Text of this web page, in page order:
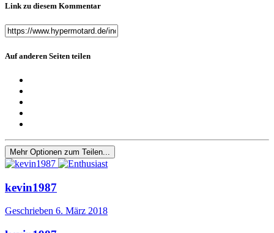
Link zu diesem Kommentar
Auf anderen Seiten teilen
Mehr Optionen zum Teilen...
kevin1987
Geschrieben 6. März 2018